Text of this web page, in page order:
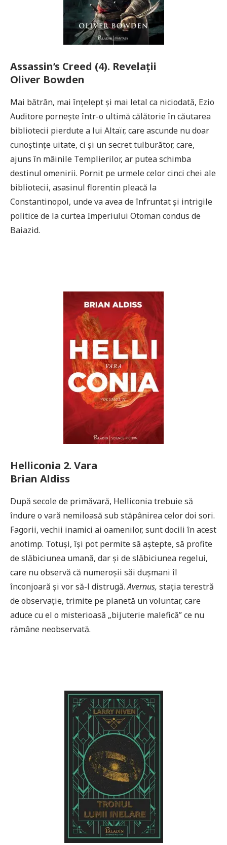
Assassin’s Creed (4). Revelații
Oliver Bowden
Mai bătrân, mai înțelept și mai letal ca niciodată, Ezio
Auditore pornește într-o ultimă călătorie în căutarea
bibliotecii pierdute a lui Altaïr, care ascunde nu doar
cunoștințe uitate, ci și un secret tulburător, care,
ajuns în mâinile Templierilor, ar putea schimba
destinul omenirii. Pornit pe urmele celor cinci chei ale
bibliotecii, asasinul florentin pleacă la
Constantinopol, unde va avea de înfruntat și intrigile
politice de la curtea Imperiului Otoman condus de
Baiazid.
Helliconia 2. Vara
Brian Aldiss
După secole de primăvară, Helliconia trebuie să
îndure o vară nemiloasă sub stăpânirea celor doi sori.
Fagorii, vechii inamici ai oamenilor, sunt docili în acest
anotimp. Totuși, își pot permite să aștepte, să profite
de slăbiciunea umană, dar și de slăbiciunea regelui,
care nu observă că numeroșii săi dușmani îl
înconjoară și vor să-l distrugă.Avernus, stația terestră
de observație, trimite pe planetă un voluntar, care
aduce cu el o misterioasă „bijuterie malefică” ce nu
rămâne neobservată.